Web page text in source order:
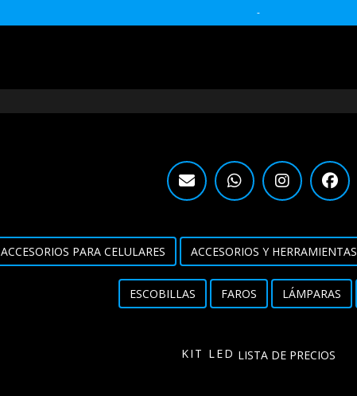
-
Accesorios y herramientas
Barras
Electrónica
ACCESORIOS PARA CELULARES ACCESORIOS Y HERRAMIENTAS
ESCOBILLAS FAROS LÁMPARAS
KIT LED LISTA DE PRECIOS